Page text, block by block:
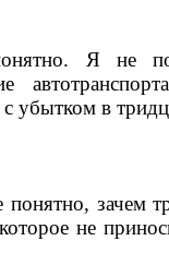
Я не
убытком в
зачем
не